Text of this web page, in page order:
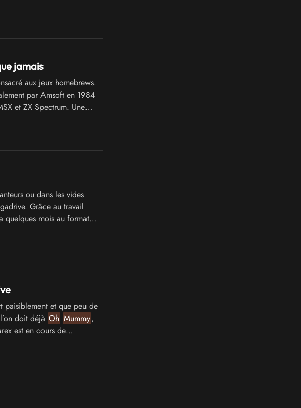
faisant étalage de toute
jamais
aux jeux homebrews.
par Amsoft en 1984
et ZX Spectrum. Une
ou dans les vides
Grâce au travail
quelques mois au format
gratuit !
et que peu de
doit déjà Oh Mummy,
est en cours de